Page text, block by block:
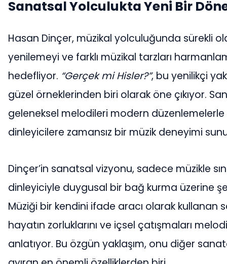
Sanatsal Yolculukta Yeni Bir
Hasan Dinçer, müzikal yolculuğunda sürekli
yenilemeyi ve farklı müzikal tarzları
hedefliyor. “Gerçek mi Hisler?”, bu yenilikçi
güzel örneklerinden biri olarak öne çıkıyor.
geleneksel melodileri modern
dinleyicilere zamansız bir müzik deneyimi
Dinçer’in sanatsal vizyonu, sadece müzikle
dinleyiciyle duygusal bir bağ kurma üzerine
Müziği bir kendini ifade aracı olarak kullanan
hayatın zorluklarını ve içsel çatışmaları
anlatıyor. Bu özgün yaklaşım, onu diğer